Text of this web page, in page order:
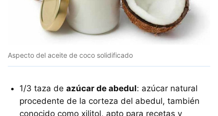
Aspecto del aceite de coco solidificado
1/3 taza de azúcar de abedul: azúcar natural
procedente de la corteza del abedul, también
conocido como xilitol, apto para recetas y